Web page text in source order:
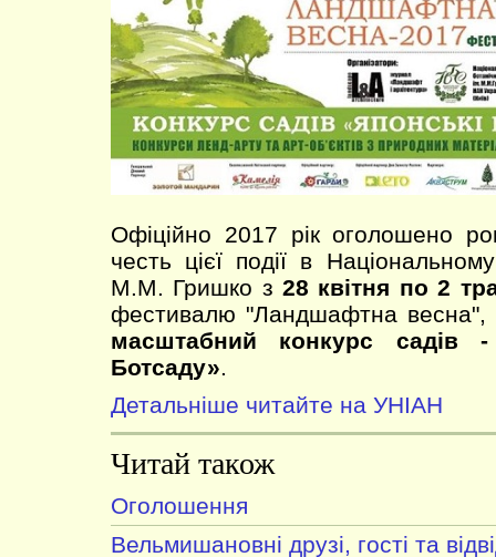
Офіційно 2017 рік оголошено
честь цієї події в
М.М. Гришко з28 квітня по 2
фестивалю "Ландшафтна весна",
масштабний конкурс садів
Ботсаду».
Детальніше читайте на УНІАН
Читай також
Оголошення
Вельмишановні друзі, гості та